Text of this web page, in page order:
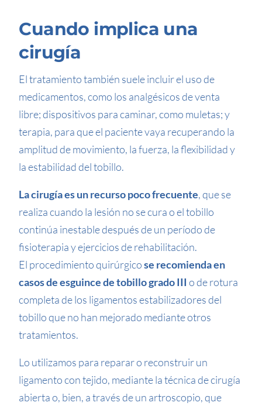
Cuando implica una
cirugía
El tratamiento también suele incluir el uso de
medicamentos, como los analgésicos de venta
libre; dispositivos para caminar, como muletas; y
terapia, para que el paciente vaya recuperando la
amplitud de movimiento, la fuerza, la flexibilidad y
la estabilidad del tobillo.
La cirugía es un recurso poco frecuente, que se
realiza cuando la lesión no se cura o el tobillo
continúa inestable después de un período de
fisioterapia y ejercicios de rehabilitación.
El procedimiento quirúrgicose recomienda en
casos de esguince de tobillo grado III o de rotura
completa de los ligamentos estabilizadores del
tobillo que no han mejorado mediante otros
tratamientos.
Lo utilizamos para reparar o reconstruir un
ligamento con tejido, mediante la técnica de cirugía
abierta o, bien, a través de un artroscopio, que